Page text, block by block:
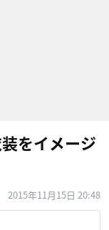
をイメージ
2015年11月15日 20:48